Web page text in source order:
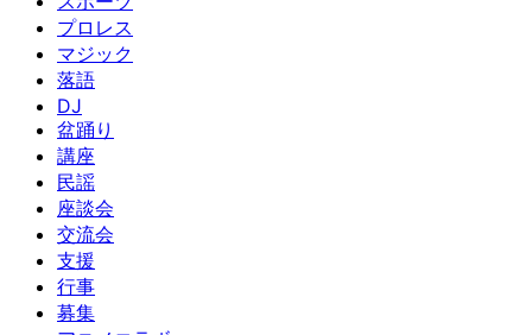
プロレス
マジック
落語
DJ
盆踊り
講座
民謡
座談会
交流会
支援
行事
募集